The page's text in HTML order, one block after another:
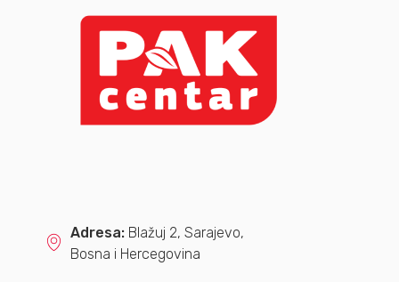
Adresa: Blažuj 2, Sarajevo,
Bosna i Hercegovina